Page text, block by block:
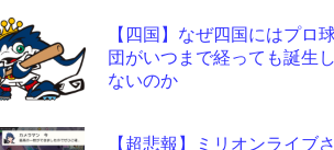
【四国】なぜ四国にはプロ
団がいつまで経っても誕生し
ないのか
【超悲報】ミリオンライブさ